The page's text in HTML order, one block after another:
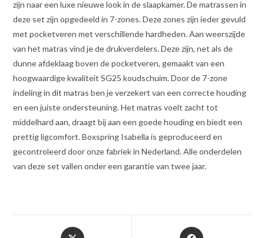
zijn naar een luxe nieuwe look in de slaapkamer. De matrassen in
deze set zijn opgedeeld in 7-zones. Deze zones zijn ieder gevuld
met pocketveren met verschillende hardheden. Aan weerszijde
van het matras vind je de drukverdelers. Deze zijn, net als de
dunne afdeklaag boven de pocketveren, gemaakt van een
hoogwaardige kwaliteit SG25 koudschuim. Door de 7-zone
indeling in dit matras ben je verzekert van een correcte houding
en een juiste ondersteuning. Het matras voelt zacht tot
middelhard aan, draagt bij aan een goede houding en biedt een
prettig ligcomfort. Boxspring Isabella is geproduceerd en
gecontroleerd door onze fabriek in Nederland. Alle onderdelen
van deze set vallen onder een garantie van twee jaar.
Opent
Opent